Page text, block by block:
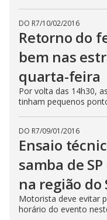
DO R7/10/02/2016
Retorno do
bem nas
quarta-feira
Por volta das 14h30,
tinham pequenos
DO R7/09/01/2016
Ensaio
samba de
na região
Motorista deve evitar
horário do evento